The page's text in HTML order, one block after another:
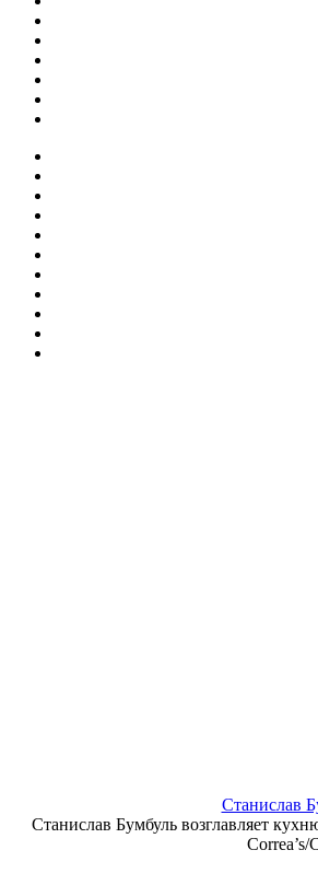
Станислав
Станислав Бумбуль возглавляет